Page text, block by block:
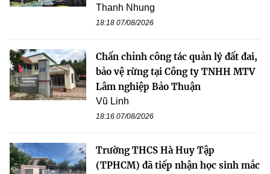
Thanh Nhung
18:18 07/08/2026
Chấn chỉnh công tác quản lý đất đai,
bảo vệ rừng tại Công ty TNHH MTV
Lâm nghiệp Bảo Thuận
Vũ Linh
18:16 07/08/2026
Trường THCS Hà Huy Tập
(TPHCM) đã tiếp nhận học sinh mắc